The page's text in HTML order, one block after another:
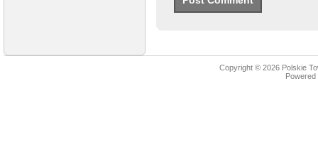
Copyright © 2026 Polskie